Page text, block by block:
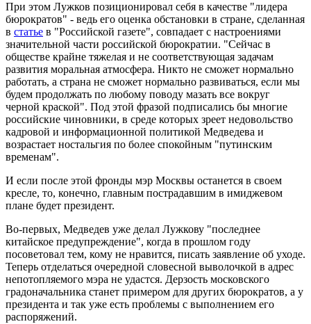
При этом Лужков позиционировал себя в качестве "лидера
бюрократов" - ведь его оценка обстановки в стране, сделанная
в статье в "Российской газете", совпадает с настроениями
значительной части российской бюрократии. "Сейчас в
обществе крайне тяжелая и не соответствующая задачам
развития моральная атмосфера. Никто не сможет нормально
работать, а страна не сможет нормально развиваться, если мы
будем продолжать по любому поводу мазать все вокруг
черной краской". Под этой фразой подписались бы многие
российские чиновники, в среде которых зреет недовольство
кадровой и информационной политикой Медведева и
возрастает ностальгия по более спокойным "путинским
временам".
И если после этой фронды мэр Москвы останется в своем
кресле, то, конечно, главным пострадавшим в имиджевом
плане будет президент.
Во-первых, Медведев уже делал Лужкову "последнее
китайское предупреждение", когда в прошлом году
посоветовал тем, кому не нравится, писать заявление об уходе.
Теперь отделаться очередной словесной выволочкой в адрес
непотопляемого мэра не удастся. Дерзость московского
градоначальника станет примером для других бюрократов, а у
президента и так уже есть проблемы с выполнением его
распоряжений.